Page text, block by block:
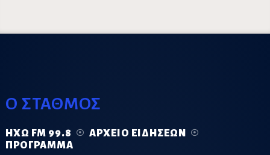
Ο ΣΤΑΘΜΟΣ
ΗΧΏ FM 99.8
ΑΡΧΕΊΟ ΕΙΔΉΣΕΩΝ
ΠΡΌΓΡΑΜΜΑ